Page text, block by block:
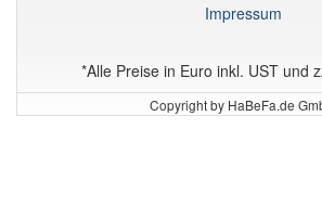
Impressum
*Alle Preise in Euro inkl. UST und
Copyright by HaBeFa.de